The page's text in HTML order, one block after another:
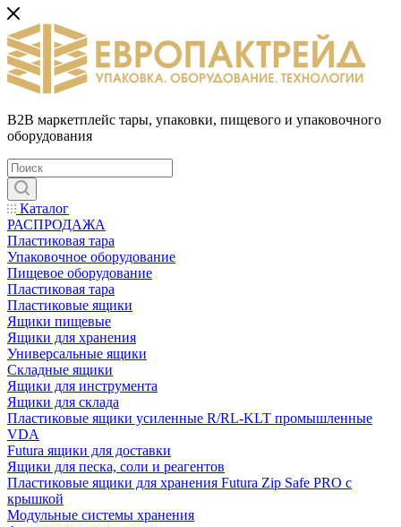
B2B маркетплейс тары, упаковки, пищевого и упаковочного
оборудования
Каталог
РАСПРОДАЖА
Пластиковая тара
Упаковочное оборудование
Пищевое оборудование
Пластиковая тара
Пластиковые ящики
Ящики пищевые
Ящики для хранения
Универсальные ящики
Складные ящики
Ящики для инструмента
Ящики для склада
Пластиковые ящики усиленные R/RL-KLT промышленные
VDA
Futura ящики для доставки
Ящики для песка, соли и реагентов
Пластиковые ящики для хранения Futura Zip Safe PRO с
крышкой
Модульные системы хранения